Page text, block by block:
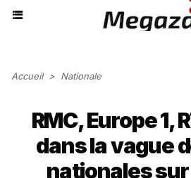
Accueil > Nationale
RMC, Europe 1,
dans la vague
nationales sur